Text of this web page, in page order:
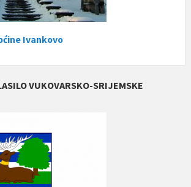
Ivankovo
VUKOVARSKO-SRIJEMSKE